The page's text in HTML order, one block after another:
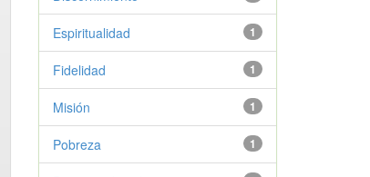
1
Espiritualidad
1
Fidelidad
1
Misión
1
Pobreza